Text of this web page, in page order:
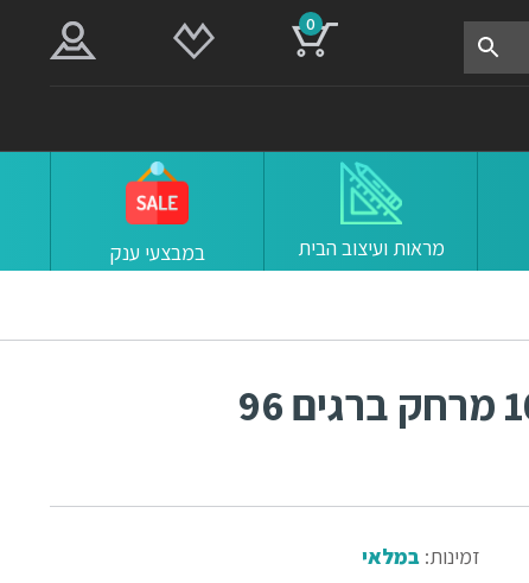
0
מראות ועיצוב הבית במבצעי ענק
ידיות למטבח ורהיטים 1045 מרחק ברגים 96
זמינות:במלאי